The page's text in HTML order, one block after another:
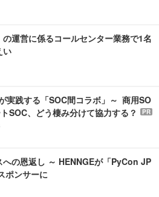
の運営に係るコールセンター業務で1名
い
実践する「SOC間コラボ」～ 商用SO
SOC、どう棲み分けて協力する？
PR
への恩返し ～ HENNGEが「PyCon JP
ポンサーに